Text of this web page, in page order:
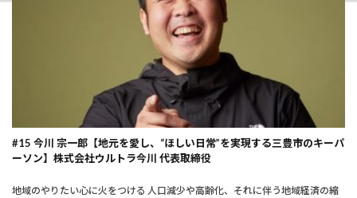
#15 今川 宗一郎【地元を愛し、“ほしい日常”を実現する三豊市のキーパ
ーソン】株式会社ウルトラ今川 代表取締役
地域のやりたい心に火をつける ――人口減少や高齢化、それに伴う地域経済の縮